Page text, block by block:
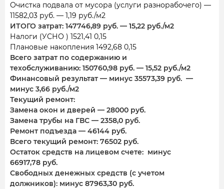
Очистка подвала от мусора (услуги разнорабочего) —
11582,03 руб. — 1,19 руб./м2
ИТОГО затрат: 147746,89 руб. — 15,22 руб./м2
Налоги (УСНО ) 1521,41 0,15
Плановые накопления 1492,68 0,15
Всего затрат по содержанию и
техобслуживанию: 150760,98 руб. — 15,52 руб./м2
Финансовый результат — минус 35573,39 руб. —
минус 3,66 руб./м2
Текущий ремонт:
Замена окон и дверей — 28000 руб.
Замена трубы на ГВС — 2358,0 руб.
Ремонт подъезда — 46144 руб.
Всего текущий ремонт: 76502 руб.
Остаток средств на лицевом счете: минус
66917,78 руб.
Свободных денежных средств (с учетом
должников): минус 87963,30 руб.